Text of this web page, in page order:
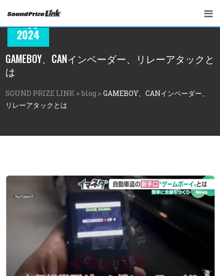
GAMEBOY、CANインベーダー、リレーアタックと
は
SOUND PRIZE LINK >blog> GAMEBOY、CANインベーダー、
リレーアタックとは
06
10月
2024